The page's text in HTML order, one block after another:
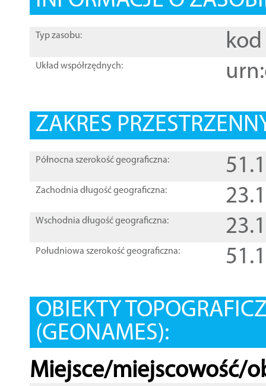
Typ zasobu: kod
Układ współrzędnych:
ZAKRES
Północna szerokość geograficzna:
Zachodnia długość geograficzna:
Wschodnia długość geograficzna:
Południowa szerokość geograficzna:
OBIEKTY
(GEONAMES):
Miejsce/miejscowość/